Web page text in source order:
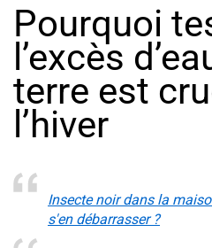
Pourquoi
l’excès
terre est
l’hiver
Insecte noir dans la
s'en débarrasser ?